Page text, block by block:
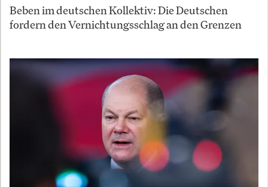
Beben im deutschen Kollektiv: Die Deutschen
fordern den Vernichtungsschlag an den Grenzen